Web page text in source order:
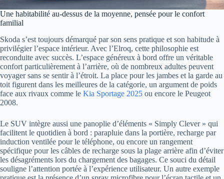
Une habitabilité au-dessus de la moyenne, pensée pour le confort
familial
Skoda s’est toujours démarqué par son sens pratique et son habitude à
privilégier l’espace intérieur. Avec l’Elroq, cette philosophie est
reconduite avec succès. L’espace généreux à bord offre un véritable
confort particulièrement à l’arrière, où de nombreux adultes peuvent
voyager sans se sentir à l’étroit. La place pour les jambes et la garde au
toit figurent dans les meilleures de la catégorie, un argument de poids
face aux rivaux comme le Kia Sportage 2025 ou encore le Peugeot
2008.
Le SUV intègre aussi une panoplie d’éléments « Simply Clever » qui
facilitent le quotidien à bord : parapluie dans la portière, recharge par
induction ventilée pour le téléphone, ou encore un rangement
spécifique pour les câbles de recharge sous la plage arrière afin d’éviter
les désagréments lors du chargement des bagages. Ce souci du détail
souligne l’attention portée à l’expérience utilisateur. Un autre exemple